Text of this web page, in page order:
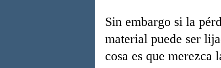
Sin embargo si la
material puede ser
cosa es que merezca